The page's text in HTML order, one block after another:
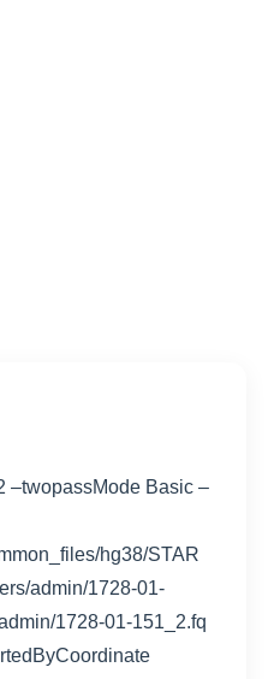
–twopassMode Basic –
hg38/STAR
admin/1728-01-
1728-01-151_2.fq